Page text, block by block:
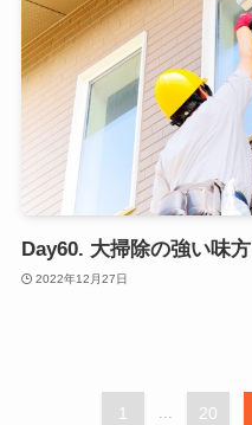
Day60. 大掃除の強い味方
2022年12月27日
1 ... 20